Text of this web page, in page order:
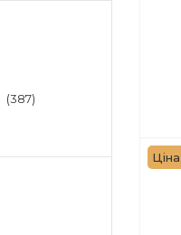
387